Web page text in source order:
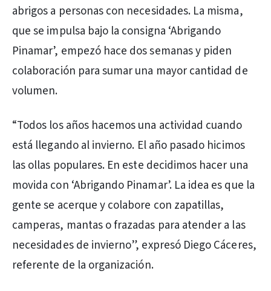
abrigos a personas con necesidades. La misma,
que se impulsa bajo la consigna ‘Abrigando
Pinamar’, empezó hace dos semanas y piden
colaboración para sumar una mayor cantidad de
volumen.
“Todos los años hacemos una actividad cuando
está llegando al invierno. El año pasado hicimos
las ollas populares. En este decidimos hacer una
movida con ‘Abrigando Pinamar’. La idea es que la
gente se acerque y colabore con zapatillas,
camperas, mantas o frazadas para atender a las
necesidades de invierno”, expresó Diego Cáceres,
referente de la organización.